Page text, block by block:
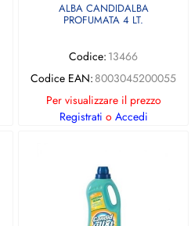
ALBA CANDIDALBA
PROFUMATA 4 LT.
Codice: 13466
Codice EAN: 8003045200055
Per visualizzare il prezzo
Registrati o Accedi